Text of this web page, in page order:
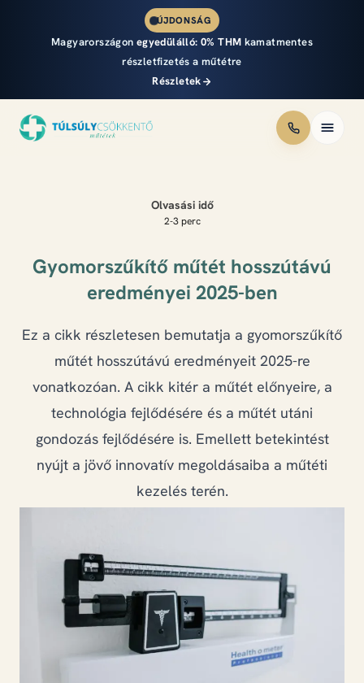
ÚJDONSÁG
Magyarországon egyedülálló: 0% THM kamatmentes
részletfizetés a műtétre
Részletek
Részletfizetés
Eredmények
Csapat
GYIK
+36 20 823 6419
Olvasási idő
2-3 perc
Gyomorszűkítő műtét hosszútávú
eredményei 2025-ben
Ez a cikk részletesen bemutatja a gyomorszűkítő
műtét hosszútávú eredményeit 2025-re
vonatkozóan. A cikk kitér a műtét előnyeire, a
technológia fejlődésére és a műtét utáni
gondozás fejlődésére is. Emellett betekintést
nyújt a jövő innovatív megoldásaiba a műtéti
kezelés terén.